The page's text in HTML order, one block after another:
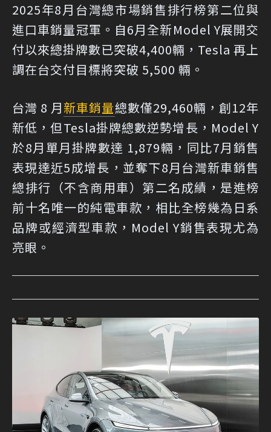
2025年8月台灣總市場銷售排行榜第二位與
進口車銷量冠軍。自6月全新Model Y展開交
付以來總掛牌數已突破4,400輛，Tesla 再上
調在台交付目標將突破 5,500 輛。
台灣 8 月新車銷量總數僅29,460輛，創12年
新低，但Tesla掛牌總數逆勢增長，Model Y
於8月單月掛牌數達 1,879輛，同比7月銷售
表現達近5成增長，並奪下8月台灣新車銷售
總排行（不含商用車）第二名成績，是進榜
前十名唯一的純電車款，相比全榜幾為日系
品牌或經濟型車款，Model Y銷售表現尤為
亮眼。